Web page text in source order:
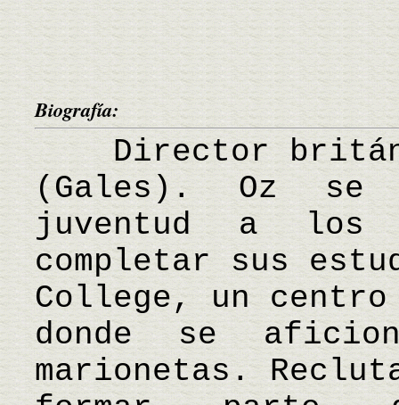
Biografía:
Director
(Gales). Oz se
juventud a los
completar sus
College, un
donde se
marionetas.